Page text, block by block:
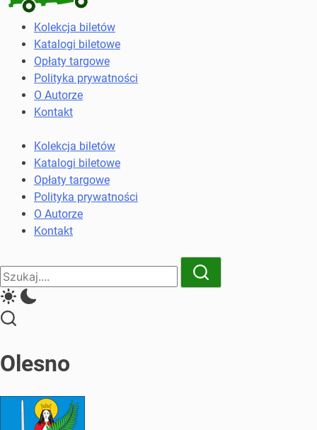
Kolekcja
biletów
komunikacji
miejskiej
kolejowych
Kolekcja biletów
Katalogi biletowe
Opłaty targowe
Polityka prywatności
O Autorze
Kontakt
Kolekcja biletów
Katalogi biletowe
Opłaty targowe
Polityka prywatności
O Autorze
Kontakt
Close
Search
Search
Olesno